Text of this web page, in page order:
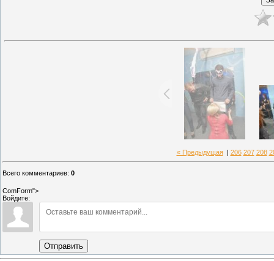
« Предыдущая| 206 207 208
Всего комментариев: 0
ComForm">
Войдите:
Отправить